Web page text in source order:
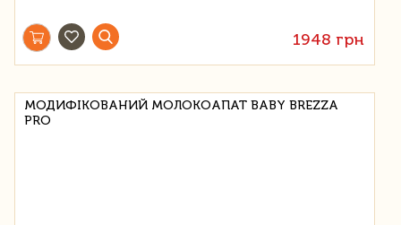
1948 грн
МОДИФІКОВАНИЙ МОЛОКОАПАТ BABY BREZZA
PRO